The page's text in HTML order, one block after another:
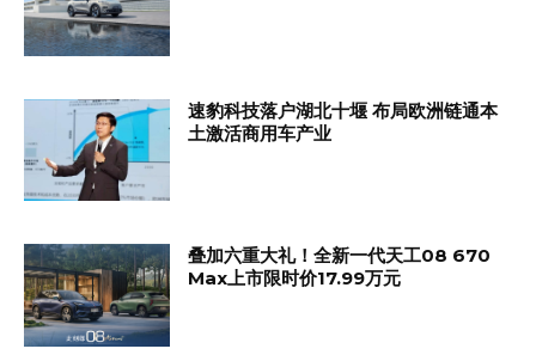
速豹科技落户湖北十堰 布局欧洲链通本
土激活商用车产业
叠加六重大礼！全新一代天工08 670
Max上市限时价17.99万元